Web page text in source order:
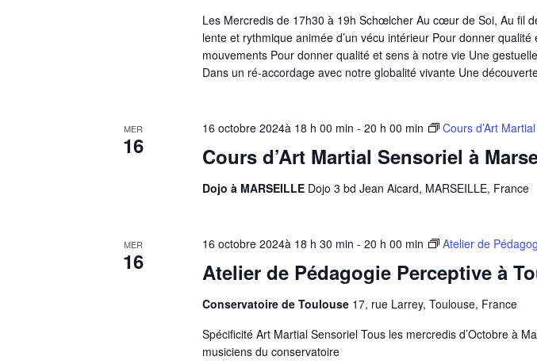
Les Mercredis de 17h30 à 19h Schœlcher Au cœur de Soi, Au fil
lente et rythmique animée d’un vécu intérieur Pour donner qualité
mouvements Pour donner qualité et sens à notre vie Une
Dans un ré-accordage avec notre globalité vivante Une
MER
16 Cours d’Art Martial Sensoriel à
16 octobre 2024à 18 h 00 min - 20 h 00 min Cours d’Art
Dojo à MARSEILLE Dojo 3 bd Jean Aicard, MARSEILLE, France
MER
16 Atelier de Pédagogie Perceptive à
16 octobre 2024à 18 h 30 min - 20 h 00 min Atelier de
Conservatoire de Toulouse 17, rue Larrey, Toulouse, France
Spécificité Art Martial Sensoriel Tous les mercredis d’Octobre à
musiciens du conservatoire